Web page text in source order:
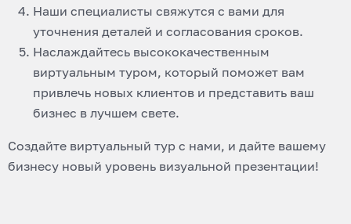
Наши специалисты свяжутся с вами для
уточнения деталей и согласования сроков.
Наслаждайтесь высококачественным
виртуальным туром, который поможет вам
привлечь новых клиентов и представить ваш
бизнес в лучшем свете.
Создайте виртуальный тур с нами, и дайте вашему
бизнесу новый уровень визуальной презентации!